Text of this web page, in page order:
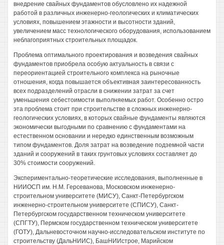
внедрение свайных фундаментов обусловлено их надежной
работой в различных инженерно-геологических и климатических
условиях, повышением этажности и высотности зданий,
увеличением масс технологического оборудования, использованием
неблагоприятных строительных площадок.
Проблема оптимального проектирования и возведения свайных
фундаментов приобрела особую актуальность в связи с
переориентацией строительного комплекса на рыночные
отношения, когда повышается объективная заинтересованность
всех подразделений отрасли в снижении затрат за счет
уменьшения себестоимости выполняемых работ. Особенно остро
эта проблема стоит при строительстве в сложных инженерно-
геологических условиях, в которых свайные фундаменты являются
экономически выгодными по сравнению с фундаментами на
естественном основании и нередко единственным возможным
типом фундаментов. Доля затрат на возведение подземной части
зданий и сооружений в таких грунтовых условиях составляет до
30% стоимости сооружений.
Экспериментально-теоретические исследования, выполненные в
НИИОСП им. Н.М. Герсеванова, Московском инженерно-
строительном университете (МИСУ), Санкт-Петербургском
инженерно-строительном университете (СПИСУ), Санкт-
Петербургском государственном техническом университете
(СПГТУ), Пермском государственном техническом университете
(ГОТУ), Дальневосточном научно-исследовательском институте по
строительству (ДальНИИС), БашНИИстрое, Марийском